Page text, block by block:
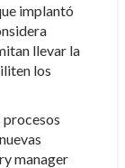
implantó
llevar la
los
procesos
manager